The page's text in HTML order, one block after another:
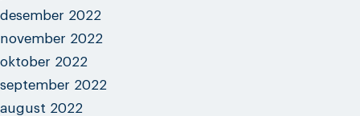
desember 2022
november 2022
oktober 2022
september 2022
august 2022